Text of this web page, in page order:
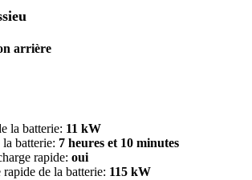
arrière
la batterie: 11 kW
batterie: 7 heures et 10 minutes
rapide: oui
rapide de la batterie: 115 kW